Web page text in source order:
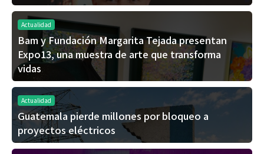
Actualidad
Bam y Fundación Margarita Tejada presentan
Expo13, una muestra de arte que transforma
vidas
Actualidad
Guatemala pierde millones por bloqueo a
proyectos eléctricos